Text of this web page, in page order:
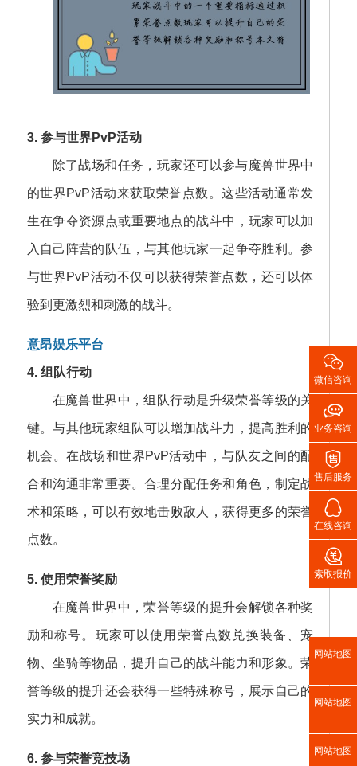
3. 参与世界PvP活动
除了战场和任务，玩家还可以参与魔兽世界中
的世界PvP活动来获取荣誉点数。这些活动通常发
生在争夺资源点或重要地点的战斗中，玩家可以加
入自己阵营的队伍，与其他玩家一起争夺胜利。参
与世界PvP活动不仅可以获得荣誉点数，还可以体
验到更激烈和刺激的战斗。
意昂娱乐平台
4. 组队行动
在魔兽世界中，组队行动是升级荣誉等级的关
键。与其他玩家组队可以增加战斗力，提高胜利的
机会。在战场和世界PvP活动中，与队友之间的配
合和沟通非常重要。合理分配任务和角色，制定战
术和策略，可以有效地击败敌人，获得更多的荣誉
点数。
5. 使用荣誉奖励
在魔兽世界中，荣誉等级的提升会解锁各种奖
励和称号。玩家可以使用荣誉点数兑换装备、宠
物、坐骑等物品，提升自己的战斗能力和形象。荣
誉等级的提升还会获得一些特殊称号，展示自己的
实力和成就。
6. 参与荣誉竞技场

微信咨询

业务咨询

售后服务

在线咨询

索取报价
网站地图
网站地图
网站地图